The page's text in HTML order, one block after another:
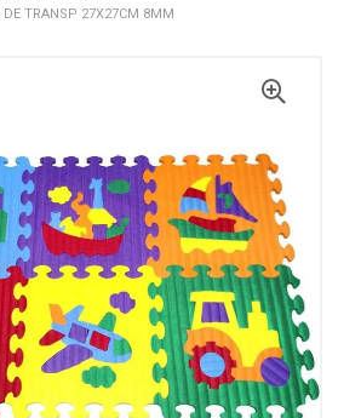
DE TRANSP 27X27CM 8MM